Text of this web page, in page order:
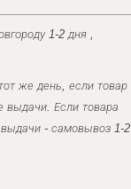
1-2 дня ,
же день, если товар
выдачи. Если товара
- самовывоз 1-2